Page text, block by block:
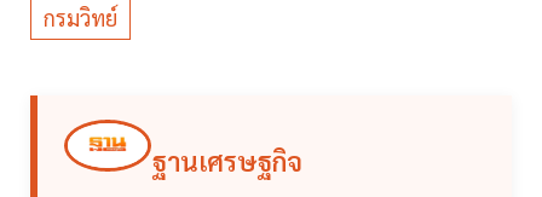
กรมวิทย์
ฐานเศรษฐกิจ